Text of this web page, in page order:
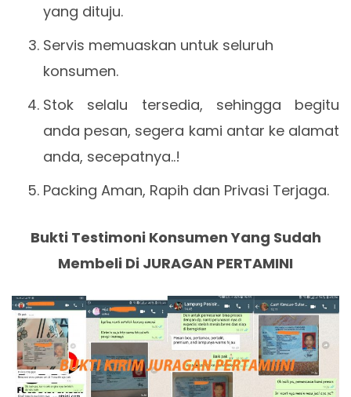
yang dituju.
Servis memuaskan untuk seluruh
konsumen.
Stok selalu tersedia, sehingga begitu
anda pesan, segera kami antar ke alamat
anda, secepatnya..!
Packing Aman, Rapih dan Privasi Terjaga.
Bukti Testimoni Konsumen Yang Sudah
Membeli Di JURAGAN PERTAMINI